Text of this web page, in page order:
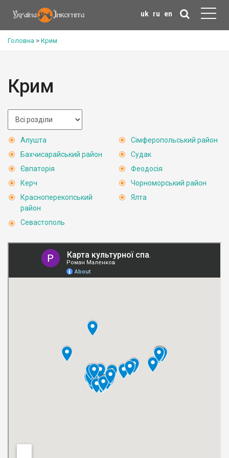
uk ru en
Головна > Крим
Крим
Алушта
Бахчисарайський район
Євпаторія
Керч
Красноперекопський
район
Севастополь
Сімферопольський район
Судак
Феодосія
Чорноморський район
Ялта